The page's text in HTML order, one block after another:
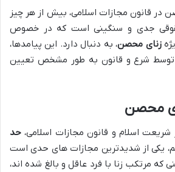
قانون مجازات اسلامی، بیش از هر چیز
جدی و سنگینی است که در خصوص
زنای محصن، به دنبال دارد. این پیامدها،
شرع و قانون به طور مشخص تعیین
محصن
اسلام و قانون مجازات اسلامی، حد
یکی از شدیدترین مجازات های حدی است
که مرتکب زنا با فرد عاقل و بالغ شده اند،